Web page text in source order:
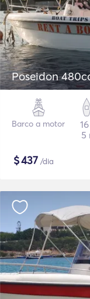
Poseidon
Barco a motor
5
$437 /dia